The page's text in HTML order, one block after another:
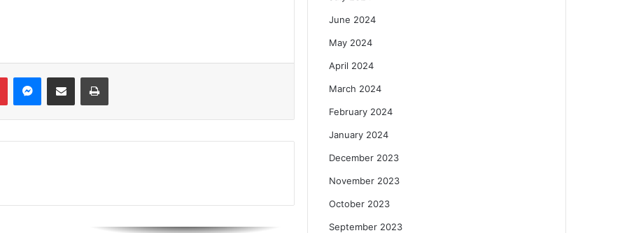
June 2024
May 2024
April 2024
March 2024
February 2024
January 2024
December 2023
November 2023
October 2023
September 2023